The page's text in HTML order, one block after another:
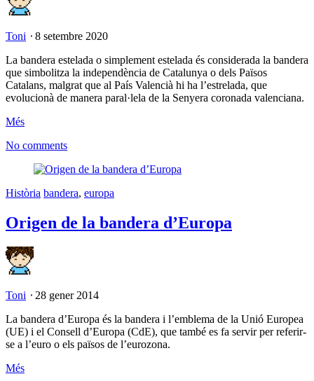
Toni ⋅ 8 setembre 2020
La bandera estelada o simplement estelada és considerada la bandera
que simbolitza la independència de Catalunya o dels Països
Catalans, malgrat que al País Valencià hi ha l’estrelada, que
evolucionà de manera paral·lela de la Senyera coronada valenciana.
Més
No comments
Història bandera, europa
Origen de la bandera d’Europa
Toni ⋅ 28 gener 2014
La bandera d’Europa és la bandera i l’emblema de la Unió Europea
(UE) i el Consell d’Europa (CdE), que també es fa servir per referir-
se a l’euro o els països de l’eurozona.
Més